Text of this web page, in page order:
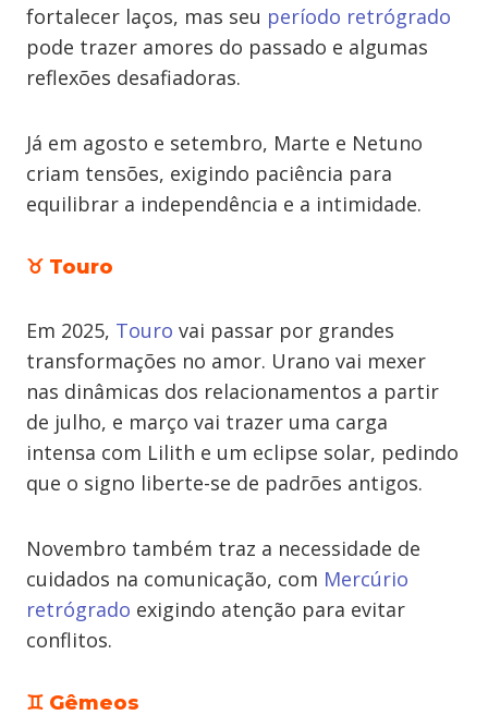
fortalecer laços, mas seu período retrógrado
pode trazer amores do passado e algumas
reflexões desafiadoras.
Já em agosto e setembro, Marte e Netuno
criam tensões, exigindo paciência para
equilibrar a independência e a intimidade.
♉ Touro
Em 2025, Touro vai passar por grandes
transformações no amor. Urano vai mexer
nas dinâmicas dos relacionamentos a partir
de julho, e março vai trazer uma carga
intensa com Lilith e um eclipse solar, pedindo
que o signo liberte-se de padrões antigos.
Novembro também traz a necessidade de
cuidados na comunicação, com Mercúrio
retrógrado exigindo atenção para evitar
conflitos.
♊ Gêmeos